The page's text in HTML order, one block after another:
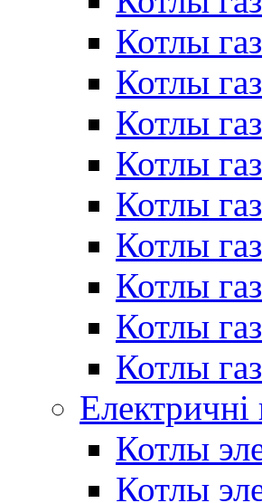
Котлы
Котлы
Котлы
Котлы
Котлы
Котлы
Котлы
Котлы
Котлы
Електричні
Котлы
Котлы